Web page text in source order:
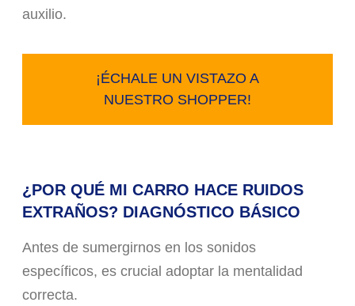
auxilio.
¡ÉCHALE UN VISTAZO A
NUESTRO SHOPPER!
¿POR QUÉ MI CARRO HACE RUIDOS
EXTRAÑOS? DIAGNÓSTICO BÁSICO
Antes de sumergirnos en los sonidos
específicos, es crucial adoptar la mentalidad
correcta.